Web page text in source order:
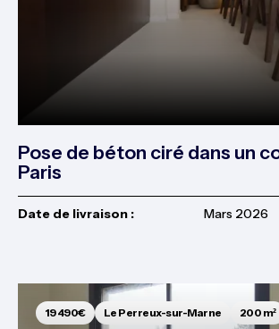
Pose de béton ciré dans un
Paris
Date de livraison : Mars 2026
19 490€ Le Perreux-sur-Marne 200 m²